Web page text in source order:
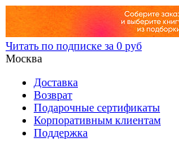
Читать по подписке за 0 руб
Москва
Доставка
Возврат
Подарочные сертификаты
Корпоративным клиентам
Поддержка